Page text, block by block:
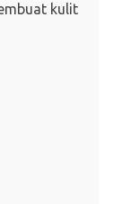
kulit